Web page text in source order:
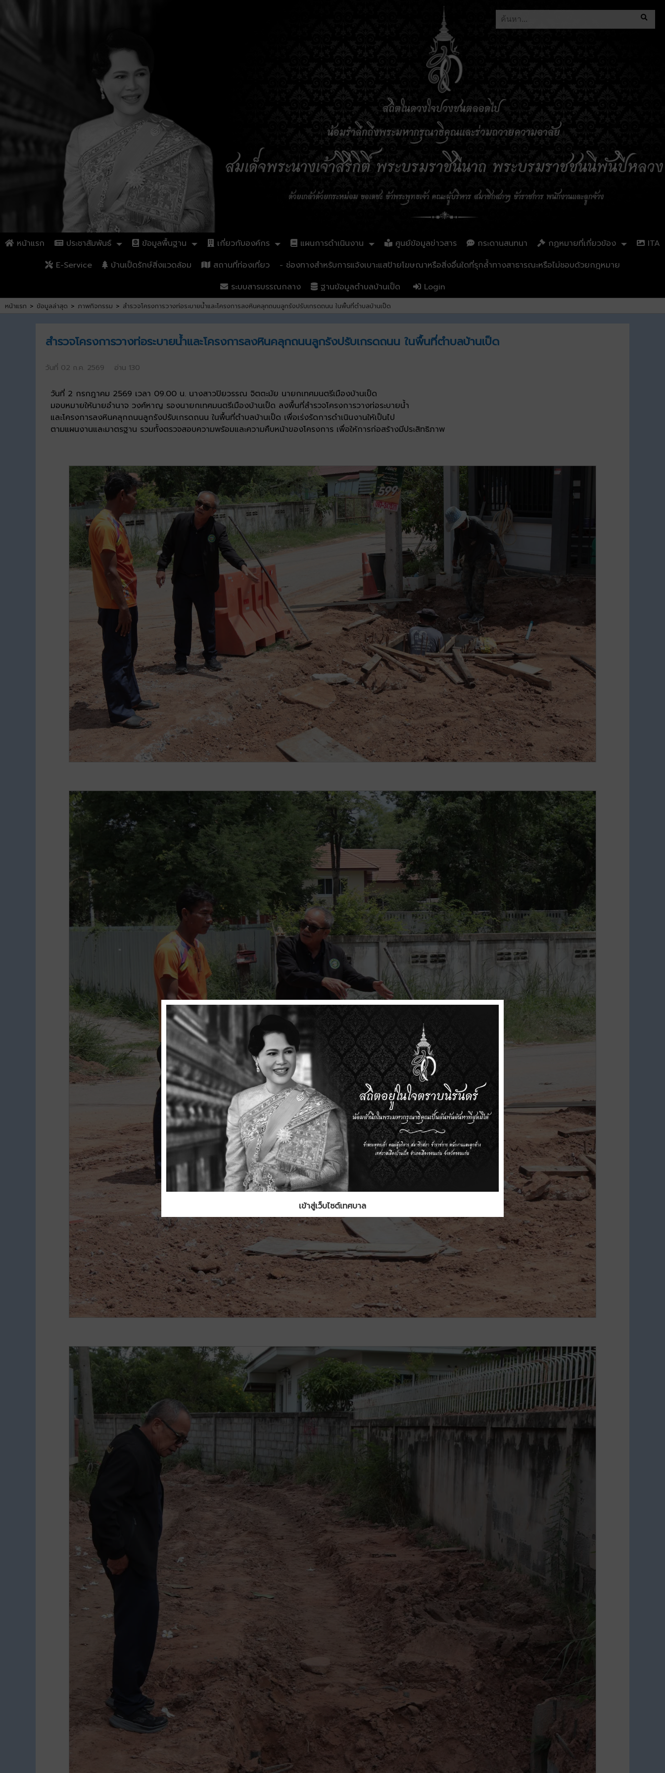
หน้าแรก ประชาสัมพันธ์ ข้อมูลพื้นฐาน เกี่ยวกับองค์กร แผนการดำเนินงาน ศูนย์ข้อมูลข่าวสาร กระดานสนทนา กฏหมายที่เกี่ยวข้อง
ITA
E-Service
บ้านเป็ดรักษ์สิ่งแวดล้อม สถานที่ท่องเที่ยว
- ช่องทางสำหรับการแจ้งเบาะแสป้ายโฆษณาหรือสิ่งอื่นใดที่รุกล้ำทางสาธารณะหรือไม่ชอบด้วยกฎหมาย
ระบบสารบรรณกลาง
ฐานข้อมูลตำบลบ้านเป็ด Login
หน้าแรก > ข้อมูลล่าสุด > ภาพกิจกรรม > สำรวจโครงการวางท่อระบายน้ำและโครงการลงหินคลุกถนนลูกรังปรับเกรดถนน ในพื้นที่ตำบลบ้านเป็ด
สำรวจโครงการวางท่อระบายน้ำและโครงการลงหินคลุกถนนลูกรังปรับเกรดถนน ในพื้นที่ตำบลบ้านเป็ด
วันที่ 02 ก.ค. 2569 อ่าน 130
วันที่ 2 กรกฎาคม 2569 เวลา 09.00 น. นางสาวปิยวรรณ จิตตะมัย นายกเทศมนตรีเมืองบ้านเป็ด
มอบหมายให้นายอำนาจ วงศ์หาญ รองนายกเทศมนตรีเมืองบ้านเป็ด ลงพื้นที่สำรวจโครงการวางท่อระบายน้ำ
และโครงการลงหินคลุกถนนลูกรังปรับเกรดถนน ในพื้นที่ตำบลบ้านเป็ด เพื่อเร่งรัดการดำเนินงานให้เป็นไป
ตามแผนงานและมาตรฐาน รวมทั้งตรวจสอบความพร้อมและความคืบหน้าของโครงการ เพื่อให้การก่อสร้างมีประสิทธิภาพ
เข้าสู่เว็บไซต์เทศบาล